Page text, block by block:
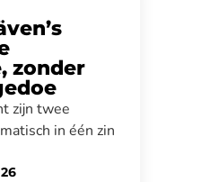
zonder
zijn twee
in één zin